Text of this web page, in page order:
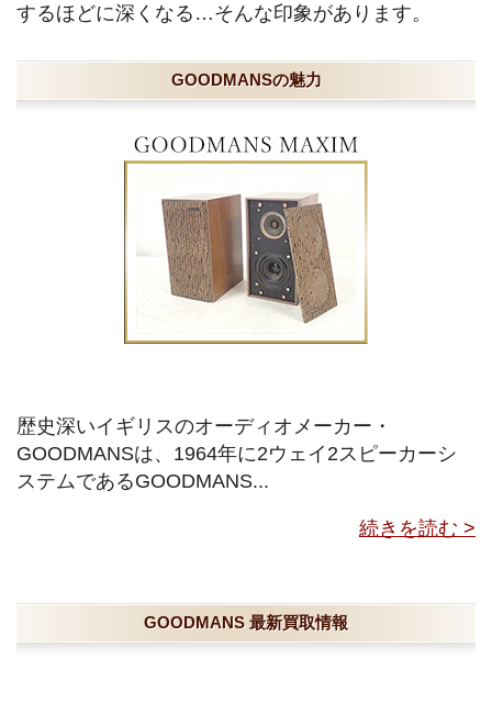
するほどに深くなる…そんな印象があります。
GOODMANSの魅力
歴史深いイギリスのオーディオメーカー・
GOODMANSは、1964年に2ウェイ2スピーカーシ
ステムであるGOODMANS...
続きを読む >
GOODMANS 最新買取情報